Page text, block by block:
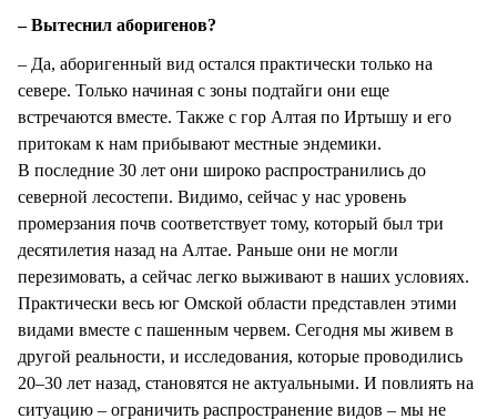
– Вытеснил аборигенов?
– Да, аборигенный вид остался практически только на
севере. Только начиная с зоны подтайги они еще
встречаются вместе. Также с гор Алтая по Иртышу и его
притокам к нам прибывают местные эндемики.
В последние 30 лет они широко распространились до
северной лесостепи. Видимо, сейчас у нас уровень
промерзания почв соответствует тому, который был три
десятилетия назад на Алтае. Раньше они не могли
перезимовать, а сейчас легко выживают в наших условиях.
Практически весь юг Омской области представлен этими
видами вместе с пашенным червем. Сегодня мы живем в
другой реальности, и исследования, которые проводились
20–30 лет назад, становятся не актуальными. И повлиять на
ситуацию – ограничить распространение видов – мы не